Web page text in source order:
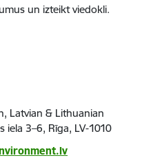
un izteikt viedokli.
Latvian & Lithuanian
iela 3–6, Rīga, LV-1010